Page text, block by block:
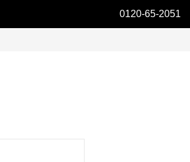
0120-65-2051